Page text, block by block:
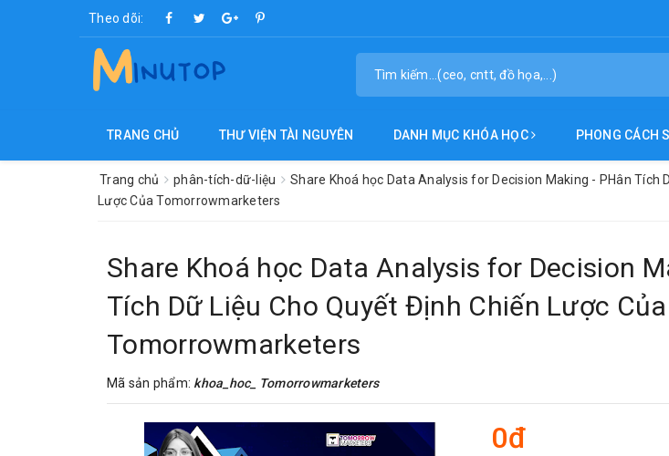
Theo dõi:
TRANG CHỦ THƯ VIỆN TÀI NGUYÊN DANH MỤC KHÓA HỌC PHONG CÁCH
Trang chủ phân-tích-dữ-liệu
Share Khoá học Data Analysis for Decision Making - PHân Tích
Lược Của Tomorrowmarketers
Share Khoá học Data Analysis for Decision
Tích Dữ Liệu Cho Quyết Định Chiến Lược Của
Tomorrowmarketers
Mã sản phẩm: khoa_hoc_ Tomorrowmarketers
0đ